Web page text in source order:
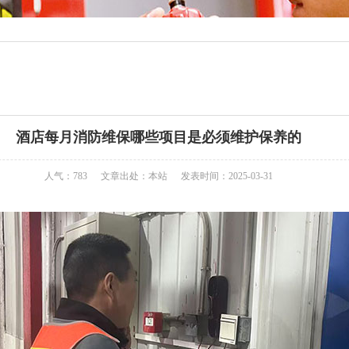
酒店每月消防维保哪些项目是必须维护保养的
人气：783 文章出处：本站 发表时间：2025-03-31